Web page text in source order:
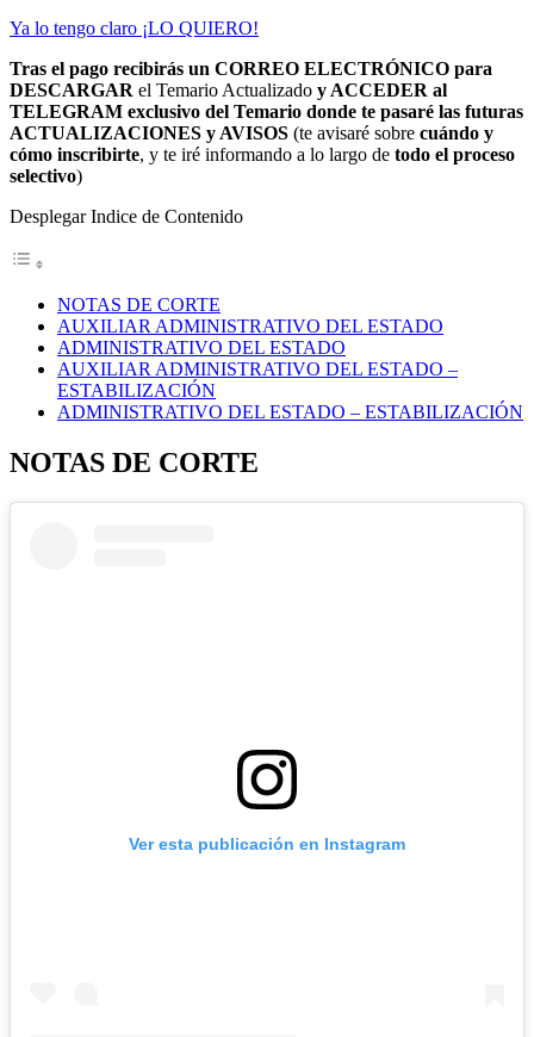
Ya lo tengo claro ¡LO QUIERO!
Tras el pago recibirás un CORREO ELECTRÓNICO para
DESCARGAR el Temario Actualizado y ACCEDER al
TELEGRAM exclusivo del Temario donde te pasaré las futuras
ACTUALIZACIONES y AVISOS (te avisaré sobre cuándo y
cómo inscribirte, y te iré informando a lo largo de todo el proceso
selectivo)
Desplegar Indice de Contenido
NOTAS DE CORTE
AUXILIAR ADMINISTRATIVO DEL ESTADO
ADMINISTRATIVO DEL ESTADO
AUXILIAR ADMINISTRATIVO DEL ESTADO –
ESTABILIZACIÓN
ADMINISTRATIVO DEL ESTADO – ESTABILIZACIÓN
NOTAS DE CORTE
Ver esta publicación en Instagram